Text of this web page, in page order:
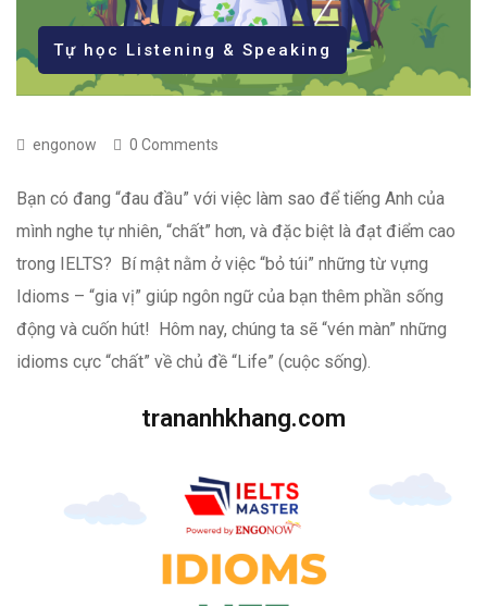
Tự học Listening & Speaking
engonow 0 Comments
Bạn có đang “đau đầu” với việc làm sao để tiếng Anh của
mình nghe tự nhiên, “chất” hơn, và đặc biệt là đạt điểm cao
trong IELTS? Bí mật nằm ở việc “bỏ túi” những từ vựng
Idioms – “gia vị” giúp ngôn ngữ của bạn thêm phần sống
động và cuốn hút! Hôm nay, chúng ta sẽ “vén màn” những
idioms cực “chất” về chủ đề “Life” (cuộc sống).
trananhkhang.com